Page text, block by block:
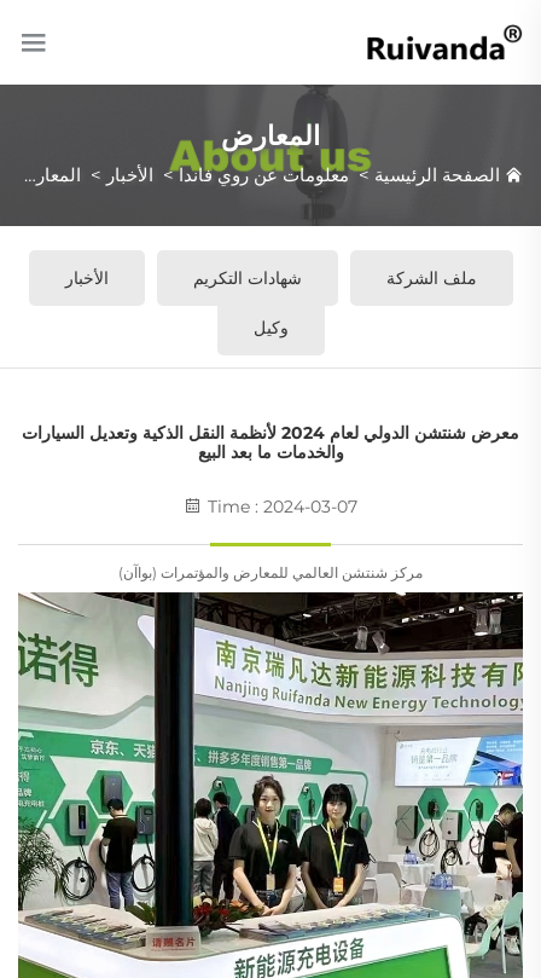
المعارض
الصفحة الرئيسية >معلومات عن روي فاندا> الأخبار > المعارض
ملف الشركة شهادات التكريم الأخبار
وكيل
معرض شنتشن الدولي لعام 2024 لأنظمة النقل الذكية وتعديل السيارات
والخدمات ما بعد البيع
Time : 2024-03-07
مركز شنتشن العالمي للمعارض والمؤتمرات (بواآن)